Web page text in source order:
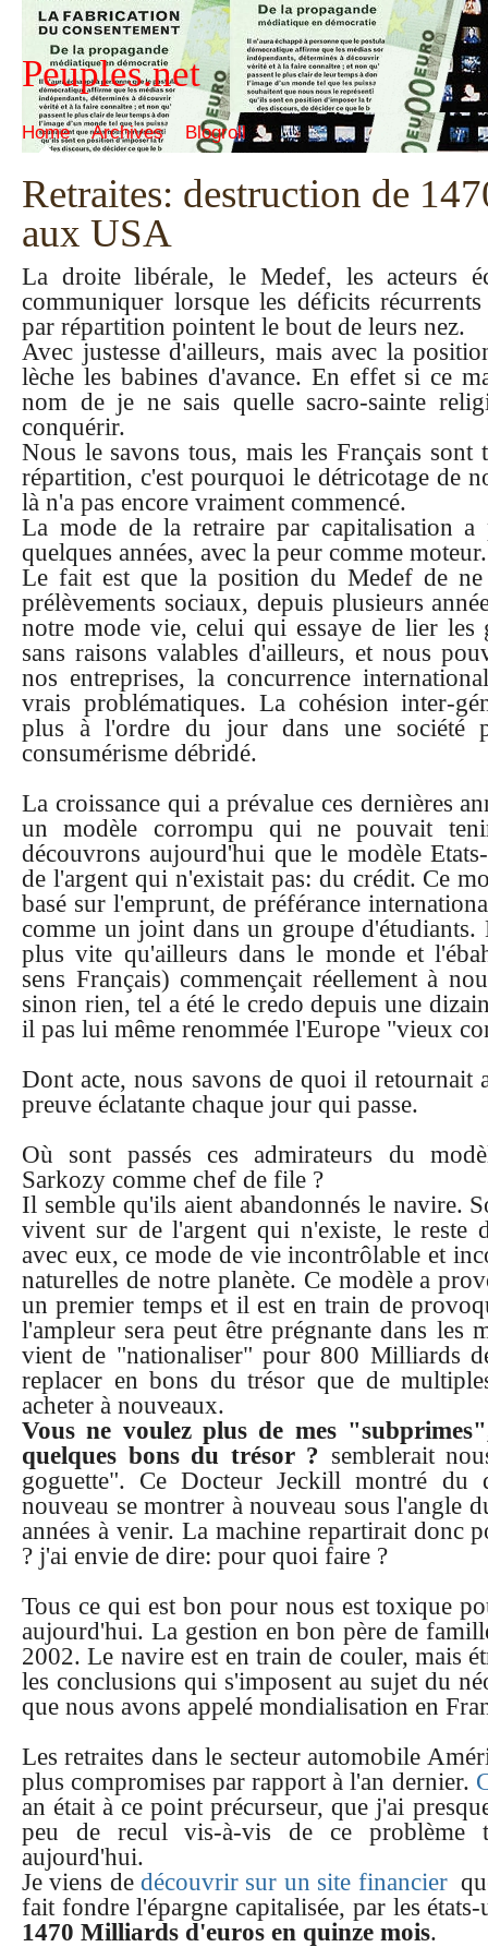
Peuples.net
Home Archives Blogroll
Retraites: destruction de
aux USA
La droite libérale, le Medef, les acteurs
communiquer lorsque les déficits
par répartition pointent le bout de leurs nez.
Avec justesse d'ailleurs, mais avec la
lèche les babines d'avance. En effet si ce
nom de je ne sais quelle sacro-sainte
conquérir.
Nous le savons tous, mais les Français sont
répartition, c'est pourquoi le détricotage de
là n'a pas encore vraiment commencé.
La mode de la retraire par capitalisation
quelques années, avec la peur comme moteur.
Le fait est que la position du Medef de ne
prélèvements sociaux, depuis plusieurs
notre mode vie, celui qui essaye de lier les
sans raisons valables d'ailleurs, et nous
nos entreprises, la concurrence
vrais problématiques. La cohésion inter-
plus à l'ordre du jour dans une société
consumérisme débridé.
La croissance qui a prévalue ces dernières
un modèle corrompu qui ne pouvait
découvrons aujourd'hui que le modèle
de l'argent qui n'existait pas: du crédit. Ce
basé sur l'emprunt, de préférance
comme un joint dans un groupe
plus vite qu'ailleurs dans le monde et
sens Français) commençait réellement à
sinon rien, tel a été le credo depuis une
il pas lui même renommée l'Europe "vieux
Dont acte, nous savons de quoi il retournait
preuve éclatante chaque jour qui passe.
Où sont passés ces admirateurs du
Sarkozy comme chef de file ?
Il semble qu'ils aient abandonnés le navire.
vivent sur de l'argent qui n'existe, le reste
avec eux, ce mode de vie incontrôlable et
naturelles de notre planète. Ce modèle a
un premier temps et il est en train de
l'ampleur sera peut être prégnante dans les
vient de "nationaliser" pour 800 Milliards
replacer en bons du trésor que de
acheter à nouveaux.
Vous ne voulez plus de mes
quelques bons du trésor ? semblerait
goguette". Ce Docteur Jeckill montré du
nouveau se montrer à nouveau sous l'angle
années à venir. La machine repartirait donc
? j'ai envie de dire: pour quoi faire ?
Tous ce qui est bon pour nous est toxique
aujourd'hui. La gestion en bon père de
2002. Le navire est en train de couler, mais
les conclusions qui s'imposent au sujet du
que nous avons appelé mondialisation en
Les retraites dans le secteur automobile
plus compromises par rapport à l'an dernier.
an était à ce point précurseur, que j'ai
peu de recul vis-à-vis de ce problème
aujourd'hui.
Je viens dedécouvrir sur un site financier
fait fondre l'épargne capitalisée, par les
1470 Milliards d'euros en quinze mois.